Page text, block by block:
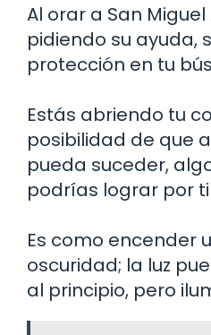
Al orar a San
pidiendo su ayuda,
protección en tu
Estás abriendo tu
posibilidad de que
pueda suceder,
podrías lograr por
Es como encender
oscuridad; la luz
al principio, pero